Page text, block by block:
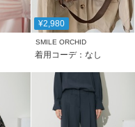
¥2,980
SMILE ORCHID
着用コーデ：なし